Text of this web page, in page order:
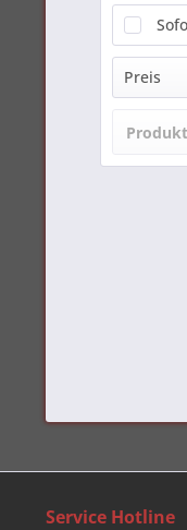
Preis
Service Hotline